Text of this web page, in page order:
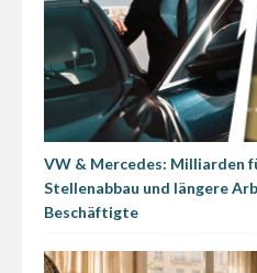
VW & Mercedes: Milliarden
Stellenabbau und längere
Beschäftigte